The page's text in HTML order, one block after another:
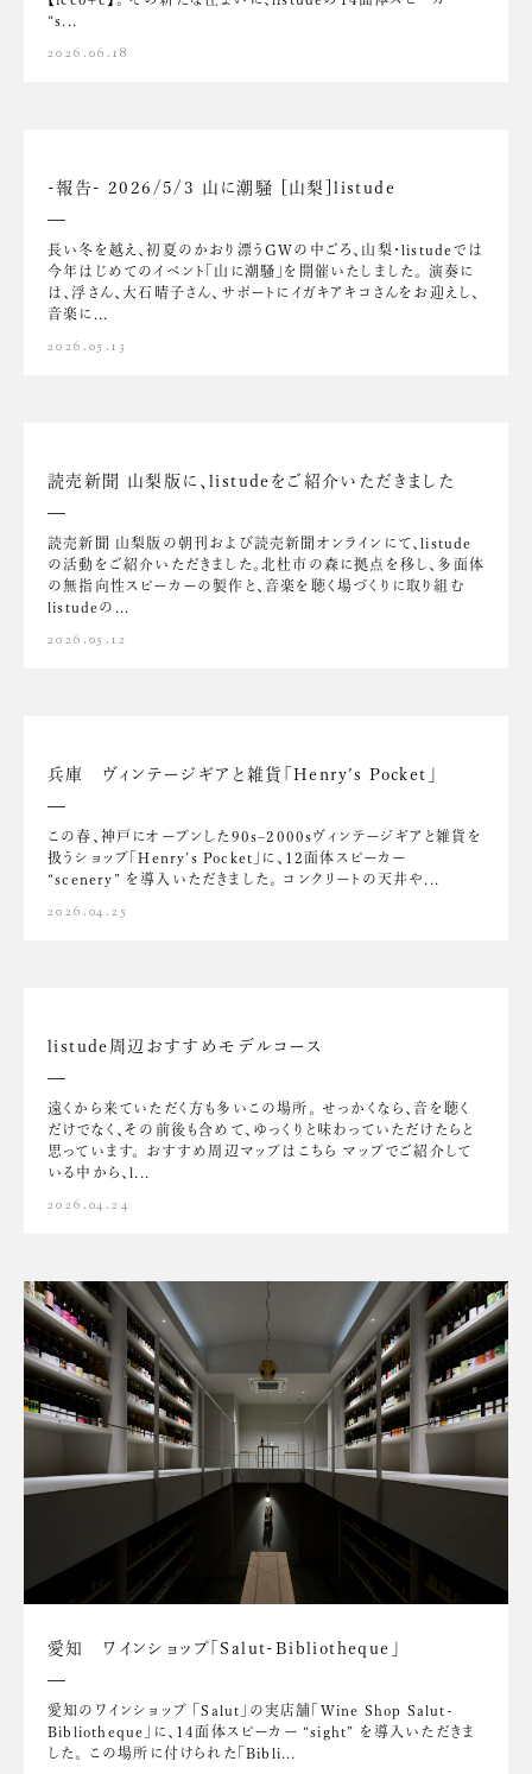
“s...
2026.06.18
-報告- 2026/5/3 山に潮騒 [山梨]listude
長い冬を越え、初夏のかおり漂うGWの中ごろ、山梨・listudeでは
今年はじめてのイベント「山に潮騒」を開催いたしました。 演奏に
は、浮さん、大石晴子さん、サポートにイガキアキコさんをお迎えし、
音楽に...
2026.05.13
読売新聞 山梨版に、listudeをご紹介いただきました
読売新聞 山梨版の朝刊および読売新聞オンラインにて、listude
の活動をご紹介いただきました。北杜市の森に拠点を移し、多面体
の無指向性スピーカーの製作と、音楽を聴く場づくりに取り組む
listudeの...
2026.05.12
兵庫 ヴィンテージギアと雑貨「Henry’s Pocket」
この春、神戸にオープンした90s–2000sヴィンテージギアと雑貨を
扱うショップ「Henry’s Pocket」に、12面体スピーカー
“scenery” を導入いただきました。 コンクリートの天井や...
2026.04.25
listude周辺おすすめモデルコース
遠くから来ていただく方も多いこの場所。 せっかくなら、音を聴く
だけでなく、その前後も含めて、ゆっくりと味わっていただけたらと
思っています。 おすすめ周辺マップはこちら マップでご紹介して
いる中から、l...
2026.04.24
愛知 ワインショップ「Salut-Bibliotheque」
愛知のワインショップ 「Salut」の実店舗「Wine Shop Salut-
Bibliotheque」に、14面体スピーカー “sight” を導入いただきま
した。 この場所に付けられた「Bibli...